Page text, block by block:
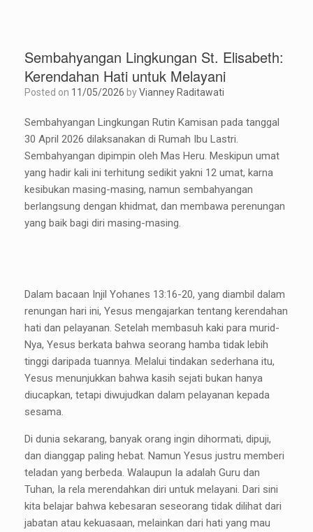
Sembahyangan Lingkungan St. Elisabeth:
Kerendahan Hati untuk Melayani
Posted on 11/05/2026 byVianney Raditawati
Sembahyangan Lingkungan Rutin Kamisan pada tanggal
30 April 2026 dilaksanakan di Rumah Ibu Lastri.
Sembahyangan dipimpin oleh Mas Heru. Meskipun umat
yang hadir kali ini terhitung sedikit yakni 12 umat, karna
kesibukan masing-masing, namun sembahyangan
berlangsung dengan khidmat, dan membawa perenungan
yang baik bagi diri masing-masing.
Dalam bacaan Injil Yohanes 13:16-20, yang diambil dalam
renungan hari ini, Yesus mengajarkan tentang kerendahan
hati dan pelayanan. Setelah membasuh kaki para murid-
Nya, Yesus berkata bahwa seorang hamba tidak lebih
tinggi daripada tuannya. Melalui tindakan sederhana itu,
Yesus menunjukkan bahwa kasih sejati bukan hanya
diucapkan, tetapi diwujudkan dalam pelayanan kepada
sesama.
Di dunia sekarang, banyak orang ingin dihormati, dipuji,
dan dianggap paling hebat. Namun Yesus justru memberi
teladan yang berbeda. Walaupun Ia adalah Guru dan
Tuhan, Ia rela merendahkan diri untuk melayani. Dari sini
kita belajar bahwa kebesaran seseorang tidak dilihat dari
jabatan atau kekuasaan, melainkan dari hati yang mau